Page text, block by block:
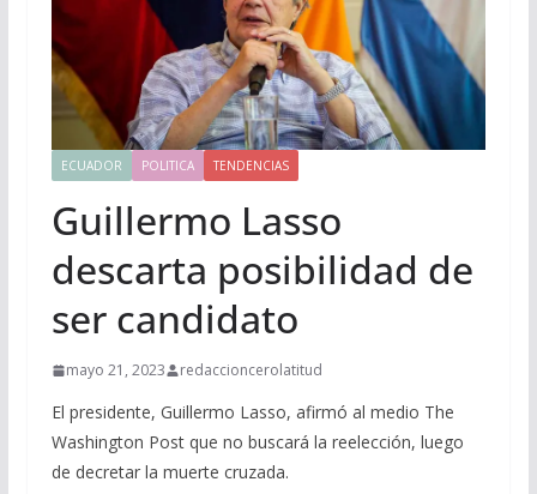
ECUADOR POLITICA TENDENCIAS
Guillermo Lasso
descarta posibilidad de
ser candidato
mayo 21, 2023 redaccioncerolatitud
El presidente, Guillermo Lasso, afirmó al medio The
Washington Post que no buscará la reelección, luego
de decretar la muerte cruzada.